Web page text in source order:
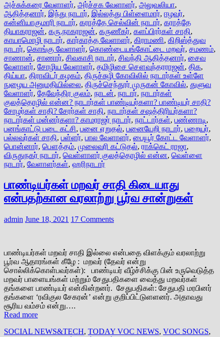
அச்சுக்கரை வேளாளர், அர்ச்சக வேளாளர், அலுவலியா,
ஆதித்தனார், இந்து நாடார், இல்லத்து பிள்ளைமார், ஈழவர்,
கன்னியாகுமாரி நாடார், கராத்தே செல்வின் நாடார், கராத்தே
தியாகராஜன், கரு.நாகராஜன், கருணீகர், களப்பிரர்கள் சாதி,
காயாமொழி நாடார், கார்காத்த வேளாளர், கிராமணி, கிறிஸ்த்துவ
நாடார், கொங்கு வேளாளர், கொண்டையங்கோட்டை மறவர், சமணம்,
சாணான், சாணார், சிவகாசி நாடார், சிவந்தி ஆதித்தனார், சைவ
வேளாளர், சோழிய வேளாளர், தமிழிசை சௌவுந்தரராஜன், திக,
திய்யா, திராவிடர் கழகம், திருச்சுழி கோவிலில் நாடார்கள் உள்ளே
நுழைய அனுமதியில்லை, திருச்செந்தூர் முருகன் கோவில், துளுவ
வேளாளர், தேவேந்திர குலம், நாடன், நாடார், நாடார்கள்
குலத்தொழில் என்ன? நாடார்கள் பாண்டியர்களா? பாண்டியர் சாதி?
சோழர்கள் சாதி? சேரர்கள் சாதி, நாடார்கள் சஷத்திரியர்களா?
நாடார்கள் மன்னர்களா? காமராஜர் நாடார், நாட்டார்கள், பண்ணாடி,
பனங்காட்டு படை கட்சி, பனை ஏறுதல், பனையேறி நாடார், பறையர்,
பல்லவர்கள் சாதி, பள்ளர், பால வேளாளர், பையூர் கோட்ட வேளாளர்,
பொன்னார், பௌத்தம், முலைவரி கட்டுதல், ராக்கெட் ராஜா,
விருதுநகர் நாடார், வெள்ளாளர் குலத்தொழில் என்ன, வெள்ளை
நாடார், வேளாளர்கள், ஹரிநாடார்
பாண்டியர்கள் மறவர் சாதி கிடையாது
என்பதற்கான வரலாற்று பூர்வ சான்றுகள்
admin June 18, 2021 17 Comments
பாண்டியர்கள் மறவர் சாதி இல்லை என்பதை விளக்கும் வரலாற்று
பூர்வ ஆதாரங்கள் கீழே : மறவர் (தேவர் என்று
சொல்லிக்கொள்பவர்கள்): பாண்டியர் வீழ்ச்சிக்கு பின் உருவெடுத்த
மறவர் பாளையங்கள் மற்றும் சேதுபதிகளை வைத்து மறவர்கள்
தங்களை பாண்டியர் என்கின்றனர். சேதுபதிகள்: சேதுபதி மரபினர்
தங்களை ‘ரவிகுல சேகரன்’ என்று குறிப்பிட்டுளளனர். அதாவது
சூரிய வம்சம் என்று….
Read more
SOCIAL NEWS&TECH, TODAY VOC NEWS, VOC SONGS,